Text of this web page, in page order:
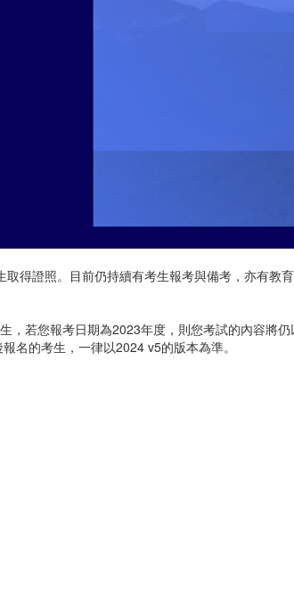
得證照。目前仍持續有考生報考與備考，亦有教
，若您報考日期為2023年度，則您考試的內容將
名的考生，一律以2024 v5的版本為準。